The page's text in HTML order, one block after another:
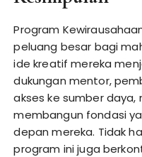
Program
peluang besar bagi
ide kreatif mereka
dukungan mentor,
akses ke sumber
membangun fondasi
depan mereka. Tidak
program ini juga